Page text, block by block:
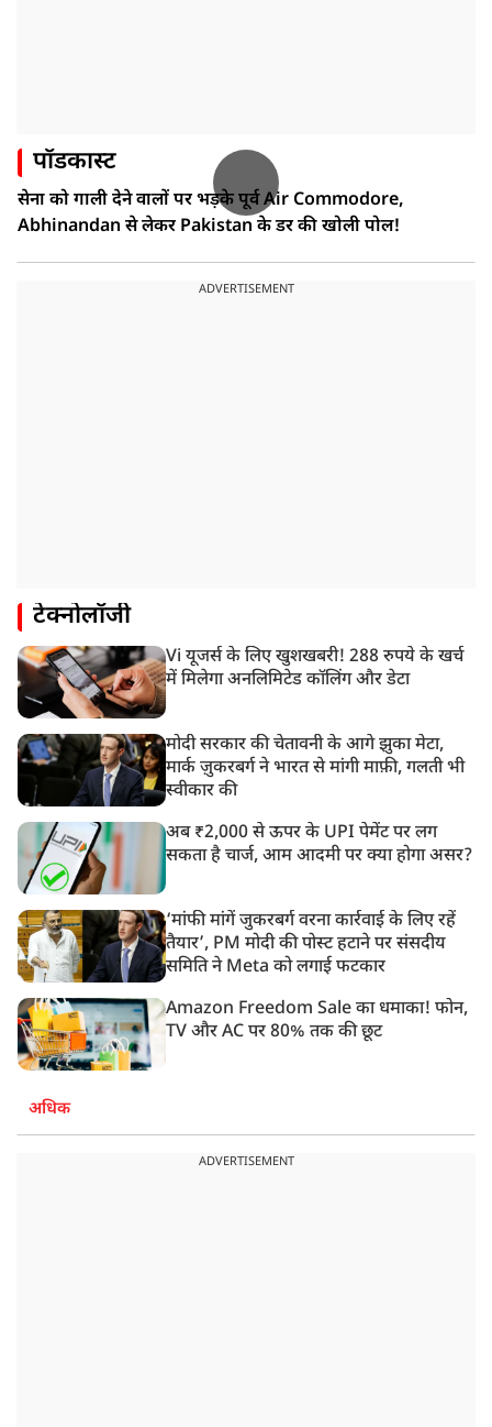
पॉडकास्ट
सेना को गाली देने वालों पर भड़के पूर्व Air Commodore,
Abhinandan से लेकर Pakistan के डर की खोली पोल!
ADVERTISEMENT
टेक्नोलॉजी
Vi यूजर्स के लिए खुशखबरी! 288 रुपये के खर्च
में मिलेगा अनलिमिटेड कॉलिंग और डेटा
मोदी सरकार की चेतावनी के आगे झुका मेटा,
मार्क ज़ुकरबर्ग ने भारत से मांगी माफ़ी, गलती भी
स्वीकार की
अब ₹2,000 से ऊपर के UPI पेमेंट पर लग
सकता है चार्ज, आम आदमी पर क्या होगा असर?
‘मांफी मांगें जुकरबर्ग वरना कार्रवाई के लिए रहें
तैयार’, PM मोदी की पोस्ट हटाने पर संसदीय
समिति ने Meta को लगाई फटकार
Amazon Freedom Sale का धमाका! फोन,
TV और AC पर 80% तक की छूट
अधिक
ADVERTISEMENT